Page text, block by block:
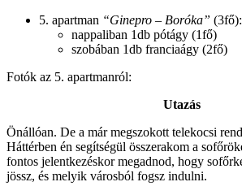
5. apartman “Ginepro – Boróka” (3fő):
nappaliban 1db pótágy (1fő)
szobában 1db franciaágy (2fő)
Fotók az 5. apartmanról:
Utazás
Önállóan. De a már megszokott telekocsi
Háttérben én segítségül összerakom a
fontos jelentkezéskor megadnod, hogy
jössz, és melyik városból fogsz indulni.